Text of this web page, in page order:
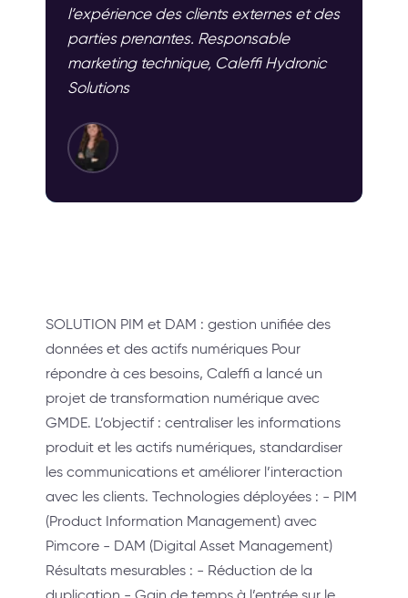
l’expérience des clients externes et des
parties prenantes. Responsable
marketing technique, Caleffi Hydronic
Solutions
SOLUTION PIM et DAM : gestion unifiée des
données et des actifs numériques Pour
répondre à ces besoins, Caleffi a lancé un
projet de transformation numérique avec
GMDE. L’objectif : centraliser les informations
produit et les actifs numériques, standardiser
les communications et améliorer l’interaction
avec les clients. Technologies déployées : - PIM
(Product Information Management) avec
Pimcore - DAM (Digital Asset Management)
Résultats mesurables : - Réduction de la
duplication - Gain de temps à l’entrée sur le